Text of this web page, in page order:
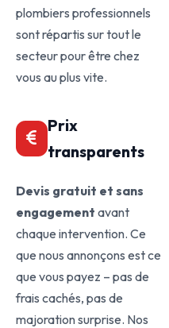
plombiers professionnels
sont répartis sur tout le
secteur pour être chez
vous au plus vite.
Prix
transparents
Devis gratuit et sans
engagement avant
chaque intervention. Ce
que nous annonçons est ce
que vous payez – pas de
frais cachés, pas de
majoration surprise. Nos